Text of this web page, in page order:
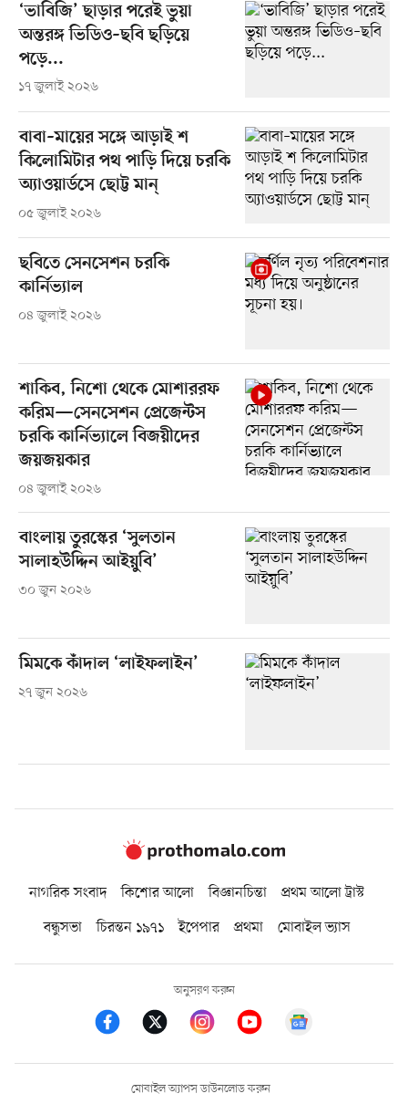
‘ভাবিজি’ ছাড়ার পরেই ভুয়া
অন্তরঙ্গ ভিডিও–ছবি ছড়িয়ে
পড়ে...
১৭ জুলাই ২০২৬
বাবা–মায়ের সঙ্গে আড়াই শ
কিলোমিটার পথ পাড়ি দিয়ে চরকি
অ্যাওয়ার্ডসে ছোট্ট মান্
০৫ জুলাই ২০২৬
ছবিতে সেনসেশন চরকি
কার্নিভ্যাল
০৪ জুলাই ২০২৬
শাকিব, নিশো থেকে মোশাররফ
করিম—সেনসেশন প্রেজেন্টস
চরকি কার্নিভ্যালে বিজয়ীদের
জয়জয়কার
০৪ জুলাই ২০২৬
বাংলায় তুরস্কের ‘সুলতান
সালাহউদ্দিন আইয়ুবি’
৩০ জুন ২০২৬
মিমকে কাঁদাল ‘লাইফলাইন’
২৭ জুন ২০২৬
নাগরিক সংবাদ কিশোর আলো বিজ্ঞানচিন্তা
প্রথম আলো ট্রাস্ট
বন্ধুসভা
চিরন্তন ১৯৭১ ইপেপার প্রথমা মোবাইল ভ্যাস
অনুসরণ করুন
মোবাইল অ্যাপস ডাউনলোড করুন